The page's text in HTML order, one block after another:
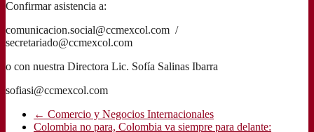
Confirmar asistencia a:
comunicacion.social@ccmexcol.com /
secretariado@ccmexcol.com
o con nuestra Directora Lic. Sofía Salinas Ibarra
sofiasi@ccmexcol.com
← Comercio y Negocios Internacionales
Colombia no para, Colombia va siempre para delante: